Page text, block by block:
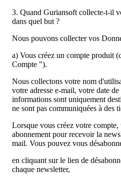
3. Quand Guriansoft collecte-t-il
dans quel but ?
Nous pouvons collecter vos
a) Vous créez un compte produit
Compte ").
Nous collectons votre nom
votre adresse e-mail, votre date
informations sont uniquement
ne sont pas communiquées à des
Lorsque vous créez votre
abonnement pour recevoir la
mail. Vous pouvez vous
en cliquant sur le lien de
chaque newsletter,